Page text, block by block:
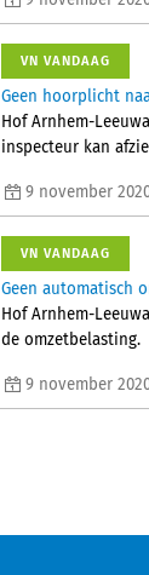
VN VANDAAG
Geen hoorplicht
Hof Arnhem-
inspecteur kan
9 november
VN VANDAAG
Geen automatisch
Hof Arnhem-
de omzetbelasting.
9 november